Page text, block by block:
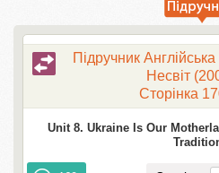
Підручник
Несвіт
Сторінка
Unit 8. Ukraine Is Our